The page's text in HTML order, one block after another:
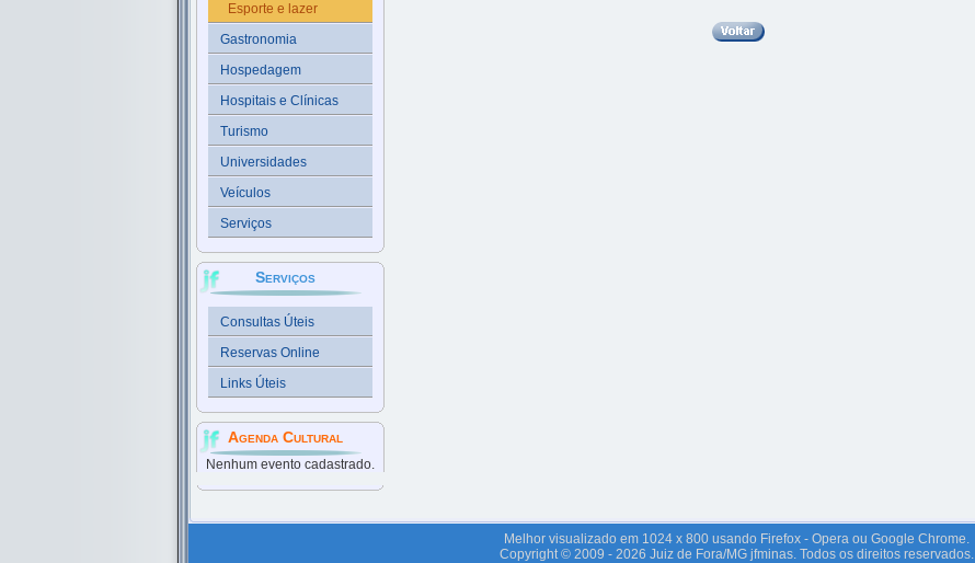
Esporte e lazer
Gastronomia
Hospedagem
Hospitais e Clínicas
Turismo
Universidades
Veículos
Serviços
Serviços
Consultas Úteis
Reservas Online
Links Úteis
Agenda Cultural
Nenhum evento cadastrado.
Melhor visualizado em 1024 x 800 usando Firefox - Opera ou Google Chrome.
Copyright © 2009 - 2026 Juiz de Fora/MG jfminas. Todos os direitos reservados.